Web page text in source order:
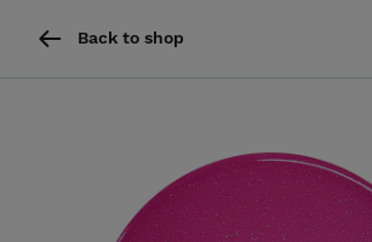
Back to shop